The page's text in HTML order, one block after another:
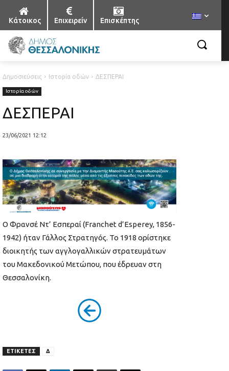
Κάτοικος Επιχειρείν Επισκέπτης
Δημοσιεύσεις Ιστορία οδών ΔΕΣΠΕΡΑΙ
Ιστορία οδών
ΔΕΣΠΕΡΑΙ
23/06/2021 12:12
Ο Φρανσέ Ντ’ Εσπεραί (Franchet d’Esperey, 1856-
1942) ήταν Γάλλος Στρατηγός. Το 1918 ορίστηκε
διοικητής των αγγλογαλλικών στρατευμάτων
του Μακεδονικού Μετώπου, που έδρευαν στη
Θεσσαλονίκη.
ΕΤΙΚΕΤΕΣ Δ